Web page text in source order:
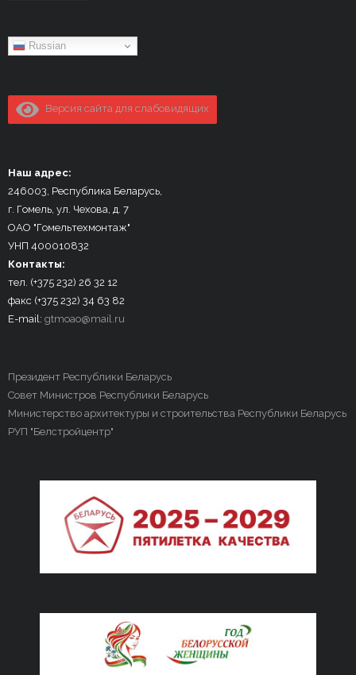
Russian
Версия сайта для слабовидящих
Наш адрес:
246003, Республика Беларусь,
г. Гомель, ул. Чехова, д. 7
ОАО "Гомельтехмонтаж"
УНП 400010832
Контакты:
тел. (+375 232) 26 32 12
факс (+375 232) 34 63 82
E-mail: gtmoao@mail.ru
Президент Республики Беларусь
Совет Министров Республики Беларусь
Министерство архитектуры и строительства Республики Беларусь
РУП "Белстройцентр"